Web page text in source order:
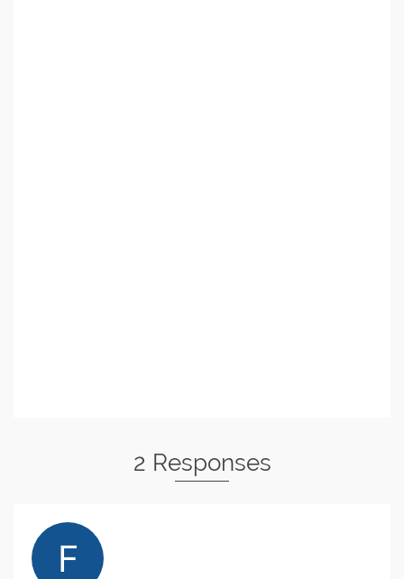
2 Responses